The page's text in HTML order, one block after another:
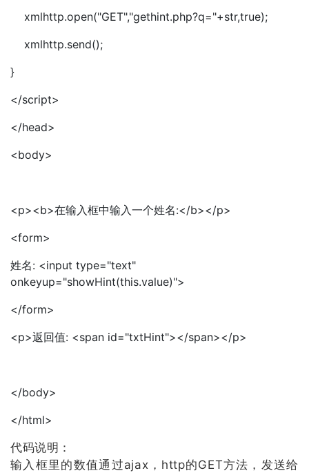
xmlhttp.open("GET","gethint.php?q="+str,true);
xmlhttp.send();
}
</script>
</head>
<body>
<p><b>在输入框中输入一个姓名:</b></p>
<form>
姓名: <input type="text"
onkeyup="showHint(this.value)">
</form>
<p>返回值: <span id="txtHint"></span></p>
</body>
</html>
代码说明：
输入框里的数值通过ajax，http的GET方法，发送给